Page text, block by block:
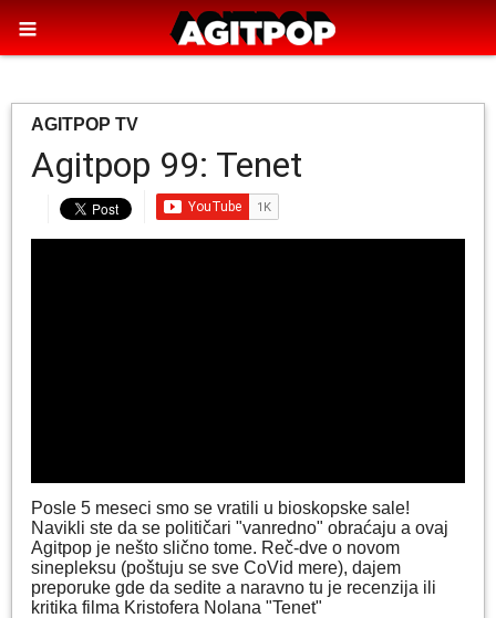
AGITPOP TV
Agitpop 99: Tenet
Posle 5 meseci smo se vratili u bioskopske sale!
Navikli ste da se političari "vanredno" obraćaju a ovaj
Agitpop je nešto slično tome. Reč-dve o novom
sinepleksu (poštuju se sve CoVid mere), dajem
preporuke gde da sedite a naravno tu je recenzija ili
kritika filma Kristofera Nolana "Tenet"